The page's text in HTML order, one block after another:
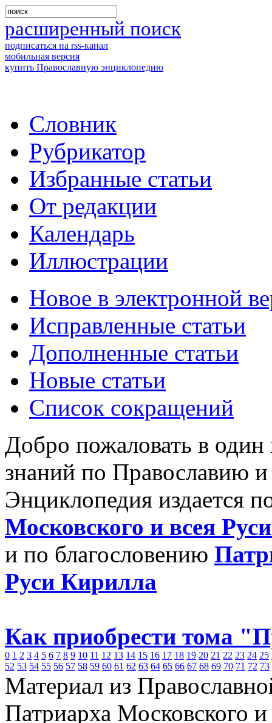
расширенный поиск
подписаться на rss-канал
мобильная версия
купить Православную энциклопедию
Словник
Рубрикатор
Избранные статьи
От редакции
Календарь
Иллюстрации
Новое в электронной
Исправленные статьи
Дополненные статьи
Новые статьи
Список сокращений
Добро пожаловать в
знаний по Православию
Энциклопедия издается
Московского и всея
и по благословению
Руси Кирилла
Как приобрести тома
0 1 2 3 4 5 6 7 8 9 10 11 12 13 14 15 16 17 18 19 20 21 22 23 24 25
52 53 54 55 56 57 58 59 60 61 62 63 64 65 66 67 68 69 70 71 72 73
Материал из
Патриарха Московского